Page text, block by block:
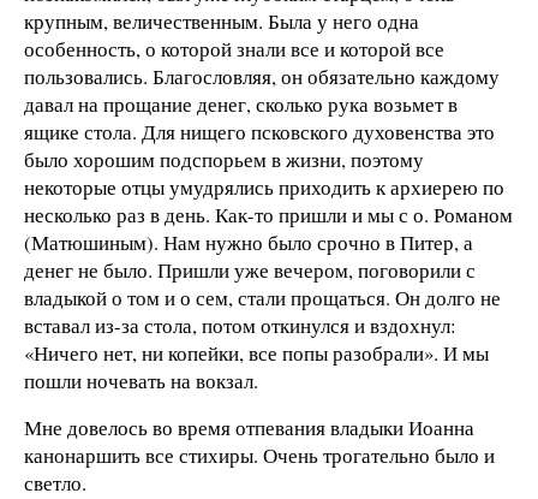
крупным, величественным. Была у него одна
особенность, о которой знали все и которой все
пользовались. Благословляя, он обязательно каждому
давал на прощание денег, сколько рука возьмет в
ящике стола. Для нищего псковского духовенства это
было хорошим подспорьем в жизни, поэтому
некоторые отцы умудрялись приходить к архиерею по
несколько раз в день. Как-то пришли и мы с о. Романом
(Матюшиным). Нам нужно было срочно в Питер, а
денег не было. Пришли уже вечером, поговорили с
владыкой о том и о сем, стали прощаться. Он долго не
вставал из-за стола, потом откинулся и вздохнул:
«Ничего нет, ни копейки, все попы разобрали». И мы
пошли ночевать на вокзал.
Мне довелось во время отпевания владыки Иоанна
канонаршить все стихиры. Очень трогательно было и
светло.